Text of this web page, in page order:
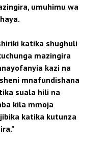
umuhimu wa
katika shughuli
mazingira
kazi na
mnafundishana
suala hili na
kila mmoja
katika kutunza